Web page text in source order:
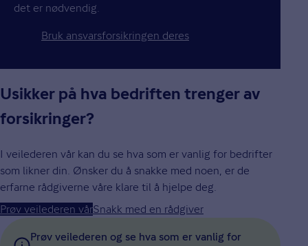
det er nødvendig.
Bruk ansvarsforsikringen deres
Usikker på hva bedriften trenger av
forsikringer?
I veilederen vår kan du se hva som er vanlig for bedrifter
som likner din. Ønsker du å snakke med noen, er de
erfarne rådgiverne våre klare til å hjelpe deg.
Prøv veilederen vårSnakk med en rådgiver
Prøv veilederen og se hva som er vanlig for